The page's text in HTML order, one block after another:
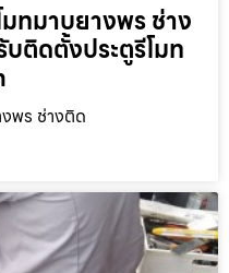
มทมาบยางพร ช่าง
ติดตั้งประตูรีโมท
พร ช่างติด